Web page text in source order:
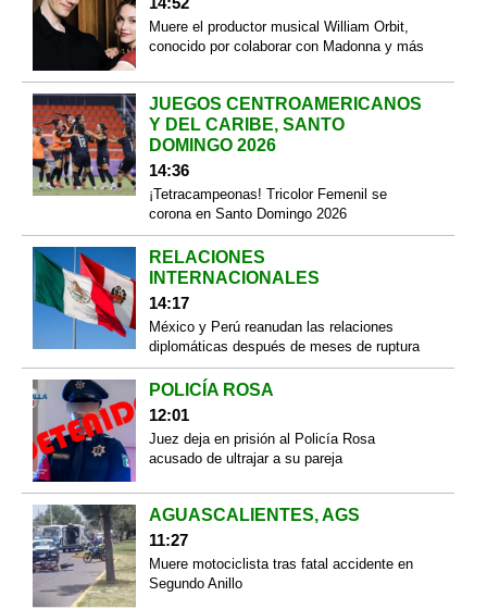
Muere el productor musical William Orbit,
conocido por colaborar con Madonna y más
JUEGOS CENTROAMERICANOS
Y DEL CARIBE, SANTO
DOMINGO 2026
14:36
¡Tetracampeonas! Tricolor Femenil se
corona en Santo Domingo 2026
RELACIONES
INTERNACIONALES
14:17
México y Perú reanudan las relaciones
diplomáticas después de meses de ruptura
POLICÍA ROSA
12:01
Juez deja en prisión al Policía Rosa
acusado de ultrajar a su pareja
AGUASCALIENTES, AGS
11:27
Muere motociclista tras fatal accidente en
Segundo Anillo